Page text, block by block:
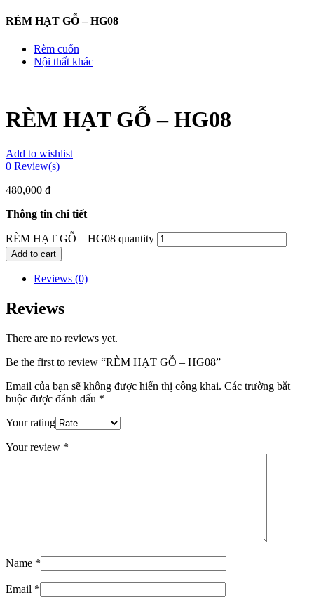
RÈM HẠT GỖ – HG08
Rèm cuốn
Nội thất khác
RÈM HẠT GỖ – HG08
Add to wishlist
0 Review(s)
480,000 ₫
Thông tin chi tiết
RÈM HẠT GỖ – HG08 quantity
Add to cart
Reviews (0)
Reviews
There are no reviews yet.
Be the first to review “RÈM HẠT GỖ – HG08”
Email của bạn sẽ không được hiển thị công khai. Các trường bắt
buộc được đánh dấu *
Your rating
Your review *
Name *
Email *